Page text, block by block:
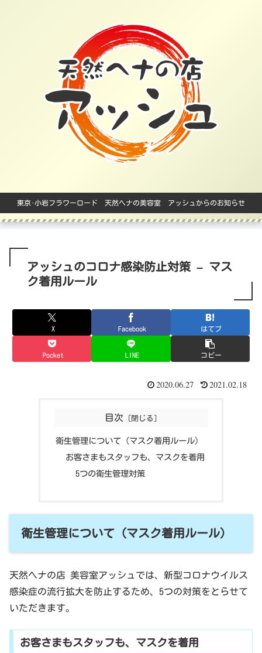
東京･小岩フラワーロード 天然ヘナの美容室 アッシュからのお知らせ
アッシュのコロナ感染防止対策 – マス
ク着用ルール
X Facebook はてブ
Pocket LINE コピー
2020.06.27 2021.02.18
目次
衛生管理について (マスク着用ルール)
お客さまもスタッフも、マスクを着用
5つの衛生管理対策
衛生管理について (マスク着用ルール)
天然ヘナの店 美容室アッシュでは、新型コロナウイルス
感染症の流行拡大を防止するため、5つの対策をとらせて
いただきます。
お客さまもスタッフも、マスクを着用